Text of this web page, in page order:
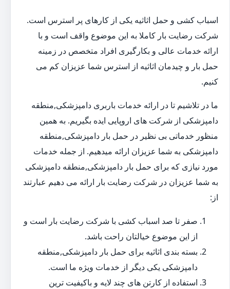
اسباب کشی و حمل اثاثیه یکی از کارهای پر استرس است.
شرکت رضایت بار کاملا به این موضوع واقف است و با
ارائه خدمات عالی و بکارگیری افراد متخصص در زمینه
حمل بار و چیدمان اثاثیه از استرس شما عزیزان کم می
کنیم.
ما در تلاشیم تا در ارائه خدمات باربری دامپزشکی,منطقه
دامپزشکی از شرکت های اروپایی ایده بگیریم. به همین
منظور خدماتی بی نظیر در حمل بار دامپزشکی,منطقه
دامپزشکی به شما عزیزان ارائه میدهیم. از جمله خدمات
مورد نیازی که برای حمل بار دامپزشکی,منطقه دامپزشکی
به شما عزیزان در شرکت رضایت بار ارائه می دهیم عبارتند
از:
صفر تا صد اسباب کشی با شرکت رضایت بار است و
از این موضوع خیالتان راحت باشد.
بسته بندی اثاثیه برای حمل بار دامپزشکی,منطقه
دامپزشکی یکی دیگر از خدمات ویژه ما است.
استفاده از کارتن های چند لایه و باکیفیت ترین